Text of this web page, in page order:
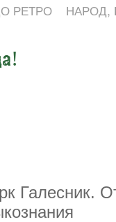
РЕТРО НАРОД,
Галесник.